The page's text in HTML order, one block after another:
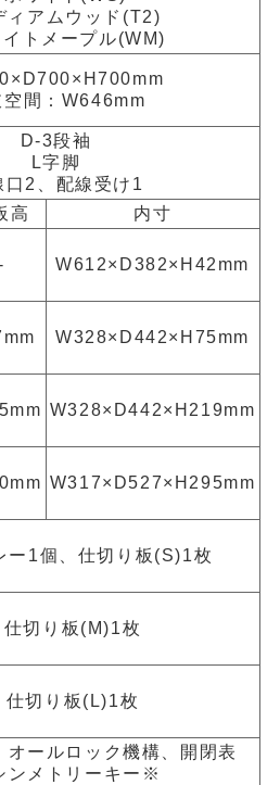
アムウッド(T2)
トメープル(WM)
空間：W646mm
D-3段袖
L字脚
口2、配線受け1
高 内寸
W612×D382×H42mm
W328×D442×H75mm
W328×D442×H219mm
W317×D527×H295mm
ー1個、仕切り板(S)1枚
仕切り板(M)1枚
仕切り板(L)1枚
オールロック機構、開閉表
ンメトリーキー※